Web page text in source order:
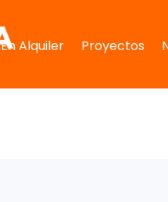
En Alquiler Proyectos